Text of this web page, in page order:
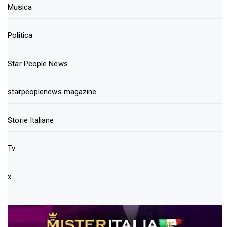
Musica
Politica
Star People News
starpeoplenews magazine
Storie Italiane
Tv
x